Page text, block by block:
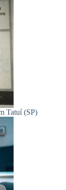
Tatuí (SP)